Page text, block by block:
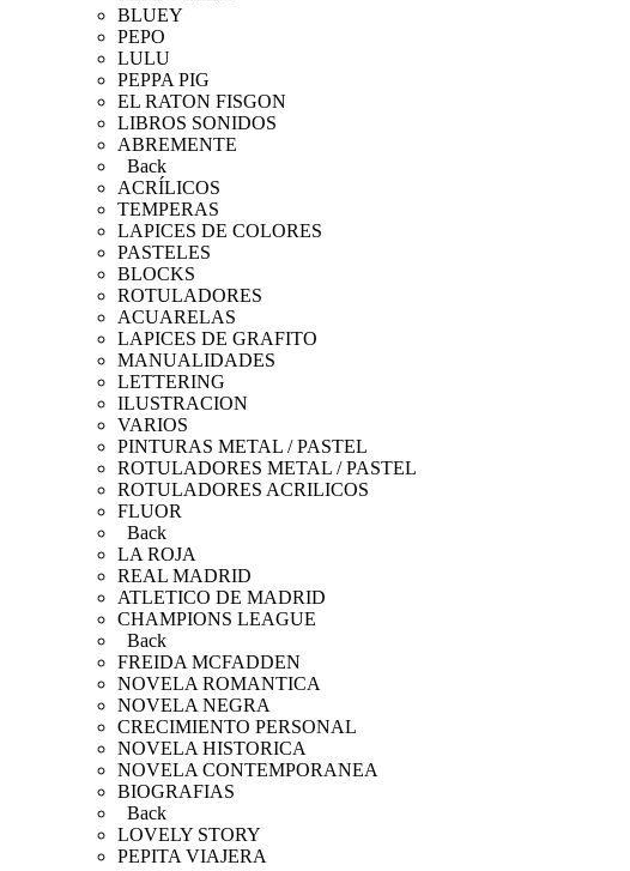
BLUEY
PEPO
LULU
PEPPA PIG
EL RATON FISGON
LIBROS SONIDOS
ABREMENTE
Back
ACRÍLICOS
TEMPERAS
LAPICES DE COLORES
PASTELES
BLOCKS
ROTULADORES
ACUARELAS
LAPICES DE GRAFITO
MANUALIDADES
LETTERING
ILUSTRACION
VARIOS
PINTURAS METAL / PASTEL
ROTULADORES METAL / PASTEL
ROTULADORES ACRILICOS
FLUOR
Back
LA ROJA
REAL MADRID
ATLETICO DE MADRID
CHAMPIONS LEAGUE
Back
FREIDA MCFADDEN
NOVELA ROMANTICA
NOVELA NEGRA
CRECIMIENTO PERSONAL
NOVELA HISTORICA
NOVELA CONTEMPORANEA
BIOGRAFIAS
Back
LOVELY STORY
PEPITA VIAJERA